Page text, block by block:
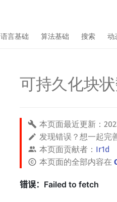
语言基础 算法基础 搜索 动
可持久化块
本页面最近更新：
发现错误？想一起完
本页面贡献者： Ir1d
本页面的全部内容在